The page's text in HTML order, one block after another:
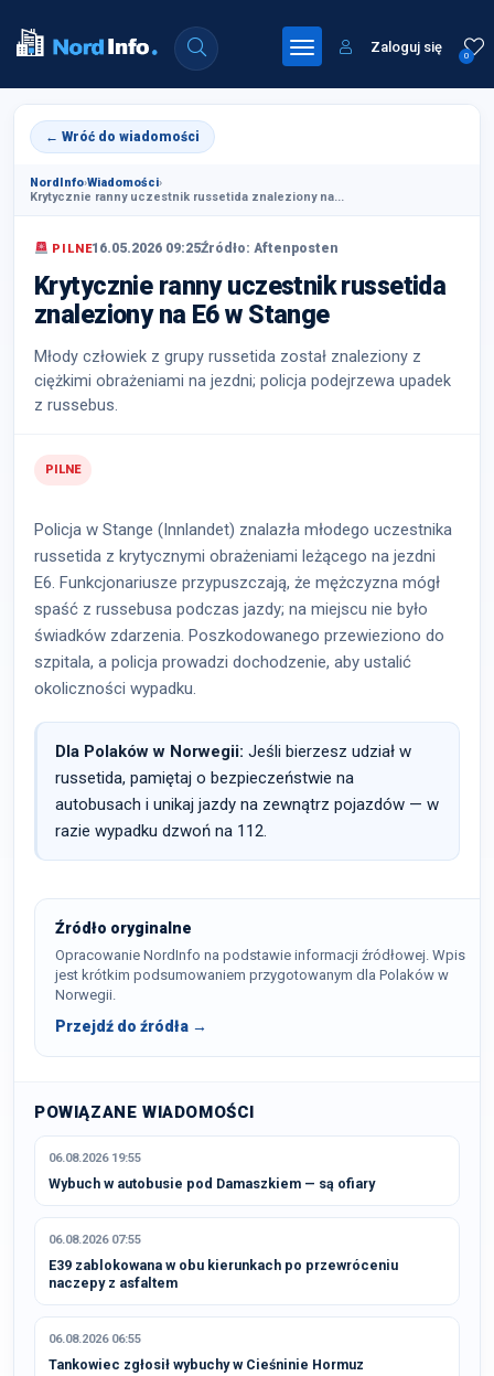
0
Zaloguj się
← Wróć do wiadomości
NordInfo›Wiadomości›
Krytycznie ranny uczestnik russetida znaleziony na...
PILNE16.05.2026 09:25Źródło: Aftenposten
Krytycznie ranny uczestnik russetida
znaleziony na E6 w Stange
Młody człowiek z grupy russetida został znaleziony z
ciężkimi obrażeniami na jezdni; policja podejrzewa upadek
z russebus.
PILNE
Policja w Stange (Innlandet) znalazła młodego uczestnika
russetida z krytycznymi obrażeniami leżącego na jezdni
E6. Funkcjonariusze przypuszczają, że mężczyzna mógł
spaść z russebusa podczas jazdy; na miejscu nie było
świadków zdarzenia. Poszkodowanego przewieziono do
szpitala, a policja prowadzi dochodzenie, aby ustalić
okoliczności wypadku.
Dla Polaków w Norwegii: Jeśli bierzesz udział w
russetida, pamiętaj o bezpieczeństwie na
autobusach i unikaj jazdy na zewnątrz pojazdów — w
razie wypadku dzwoń na 112.
Źródło oryginalne
Opracowanie NordInfo na podstawie informacji źródłowej. Wpis
jest krótkim podsumowaniem przygotowanym dla Polaków w
Norwegii.
Przejdź do źródła →
POWIĄZANE WIADOMOŚCI
06.08.2026 19:55
Wybuch w autobusie pod Damaszkiem — są ofiary
06.08.2026 07:55
E39 zablokowana w obu kierunkach po przewróceniu
naczepy z asfaltem
06.08.2026 06:55
Tankowiec zgłosił wybuchy w Cieśninie Hormuz